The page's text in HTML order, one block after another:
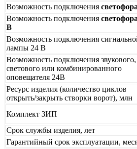
Возможность подключения
Возможность подключения
В
Возможность подключения
лампы 24 В
Возможность подключения звукового,
светового или комбинированного
оповещателя 24В
Ресурс изделия (количество циклов
открыть/закрыть створки ворот), млн
Комплект ЗИП
Срок службы изделия, лет
Гарантийный срок эксплуатации,